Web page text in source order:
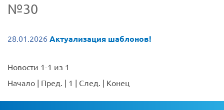
№30
28.01.2026 Актуализация шаблонов!
Новости 1-1 из 1
Начало | Пред. | 1 | След. | Конец